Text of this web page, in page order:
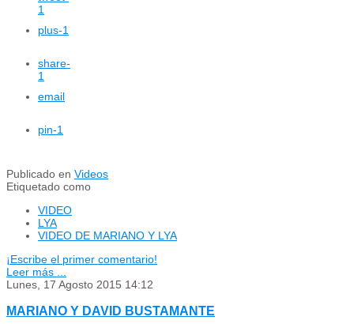
1
plus-1
share-
1
email
pin-1
Publicado en Videos
Etiquetado como
VIDEO
LYA
VIDEO DE MARIANO Y LYA
¡Escribe el primer comentario!
Leer más ...
Lunes, 17 Agosto 2015 14:12
MARIANO Y DAVID BUSTAMANTE